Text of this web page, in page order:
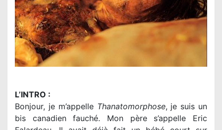
L’INTRO :
Bonjour, je m’appelle Thanatomorphose, je suis un
bis canadien fauché. Mon père s’appelle Eric